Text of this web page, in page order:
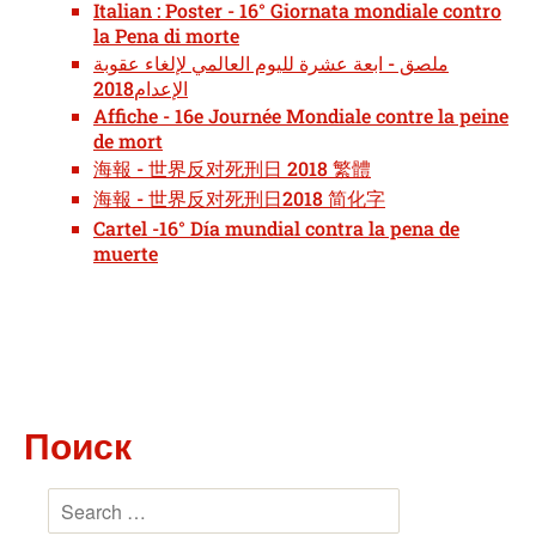
Italian : Poster - 16° Giornata mondiale contro
la Pena di morte
ملصق - ابعة عشرة لليوم العالمي لإلغاء عقوبة
الإعدام2018
Affiche - 16e Journée Mondiale contre la peine
de mort
海報 - 世界反对死刑日 2018 繁體
海報 - 世界反对死刑日2018 简化字
Cartel -16° Día mundial contra la pena de
muerte
Поиск